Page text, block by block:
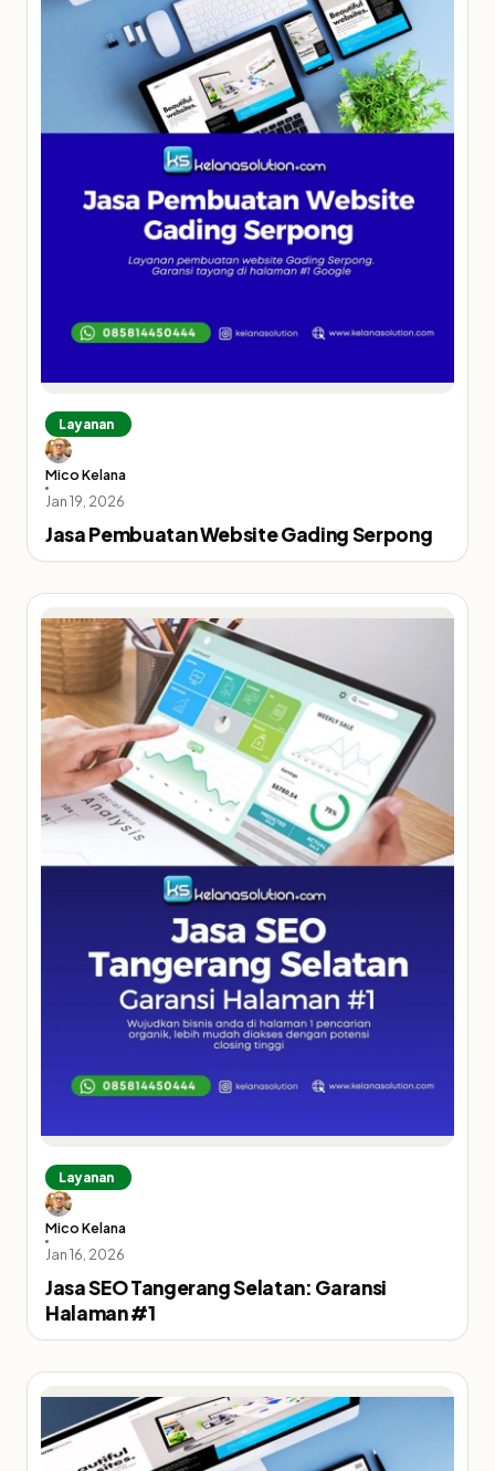
Layanan
Mico Kelana
Jan 19, 2026
Jasa Pembuatan Website Gading Serpong
Layanan
Mico Kelana
Jan 16, 2026
Jasa SEO Tangerang Selatan: Garansi
Halaman #1